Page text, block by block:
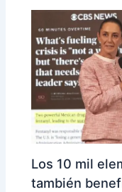
Los 10 mil
también